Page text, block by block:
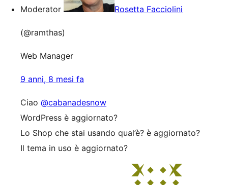
Moderator Rosetta Facciolini
(@ramthas)
Web Manager
9 anni, 8 mesi fa
Ciao @cabanadesnow
WordPress è aggiornato?
Lo Shop che stai usando qual’è? è aggiornato?
Il tema in uso è aggiornato?